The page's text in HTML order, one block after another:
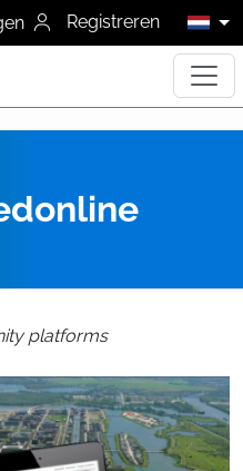
Registreren
platforms